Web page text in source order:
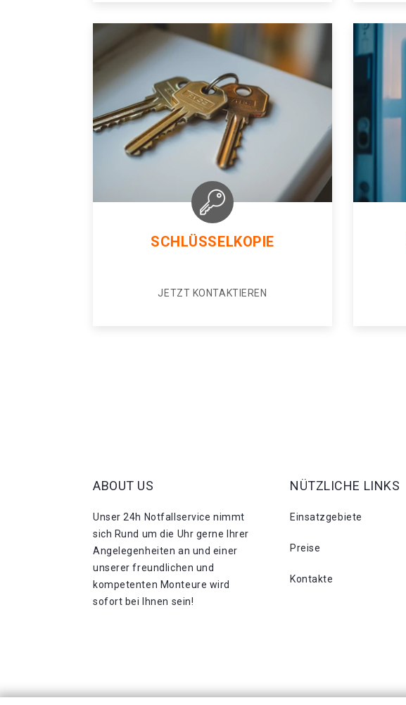
SCHLÜSSELKOPIE
JETZT KONTAKTIEREN
ABOUT US
Unser 24h Notfallservice nimmt
sich Rund um die Uhr gerne Ihrer
Angelegenheiten an und einer
unserer freundlichen und
kompetenten Monteure wird
sofort bei Ihnen sein!
NÜTZLICHE LINKS
Einsatzgebiete
Preise
Kontakte